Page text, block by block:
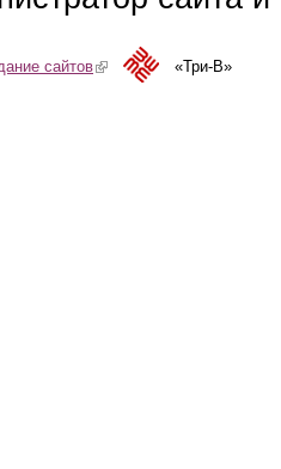
сайтов(link is external)«Три-В»